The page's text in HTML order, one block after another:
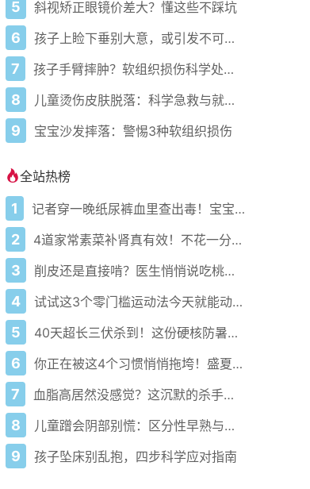
5 斜视矫正眼镜价差大？懂这些不踩坑
6 孩子上睑下垂别大意，或引发不可逆弱视
7 孩子手臂摔肿？软组织损伤科学处理指南
8 儿童烫伤皮肤脱落：科学急救与就医指南
9 宝宝沙发摔落：警惕3种软组织损伤
全站热榜
1 记者穿一晚纸尿裤血里查出毒！宝宝血液浓度竟是成人的5倍？
2 4道家常素菜补肾真有效！不花一分钱还比生蚝更温和
3 削皮还是直接啃？医生悄悄说吃桃的南北真相藏在这3个关键点
4 试试这3个零门槛运动法今天就能动起来
5 40天超长三伏杀到！这份硬核防暑攻略让你稳过整个夏天
6 你正在被这4个习惯悄悄拖垮！盛夏健康警报已拉响
7 血脂高居然没感觉？这沉默的杀手正悄悄盯上你！
8 儿童蹭会阴部别慌：区分性早熟与擦腿综合征
9 孩子坠床别乱抱，四步科学应对指南